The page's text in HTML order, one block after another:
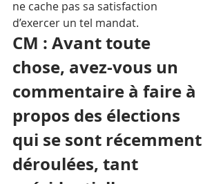
ne cache pas sa satisfaction
d’exercer un tel mandat.
CM : Avant toute
chose, avez-vous un
commentaire à faire à
propos des élections
qui se sont récemment
déroulées, tant